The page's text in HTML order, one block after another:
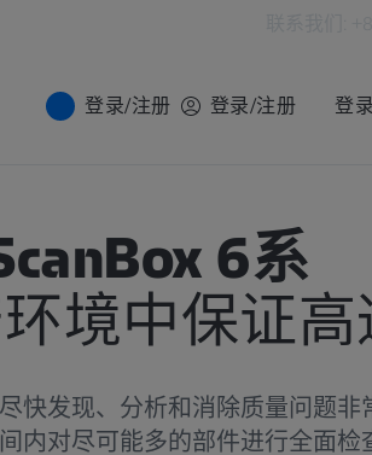
登录/注册 登录/注册 登
6系
境中保证高
快发现、分析和消除质量问题非
内对尽可能多的部件进行全面检